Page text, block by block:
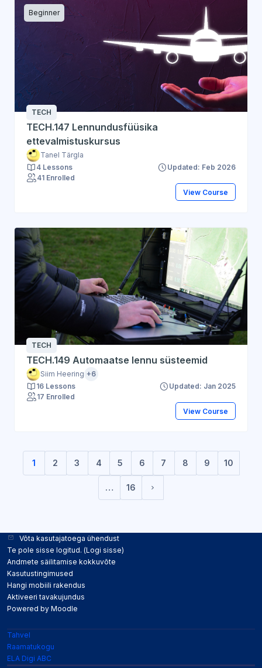
Beginner
TECH
TECH.147 Lennundusfüüsika
ettevalmistuskursus
Tanel Tärgla
4 Lessons
Updated: Feb 2026
41 Enrolled
View Course
TECH
TECH.149 Automaatse lennu süsteemid
Siim Heering +6
16 Lessons
Updated: Jan 2025
17 Enrolled
View Course
1
(current)
2 3 4 5 6 7 8 9 10
… 16
Võta kasutajatoega ühendust
Te pole sisse logitud. (Logi sisse)
Andmete säilitamise kokkuvõte
Kasutustingimused
Hangi mobiili rakendus
Aktiveeri tavakujundus
Powered by Moodle
Tahvel
Raamatukogu
ELA Digi ABC